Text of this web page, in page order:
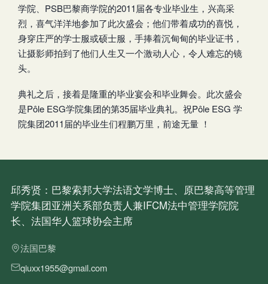
学院、PSB巴黎商学院的2011届各专业毕业生，兴高采
烈，喜气洋洋地参加了此次盛会；他们带着成功的喜悦，
身穿庄严的学士服或硕士服，手捧着沉甸甸的毕业证书，
让摄影师拍到了他们人生又一个激动人心，令人难忘的镜
头。
典礼之后，接着是隆重的毕业宴会和毕业舞会。此次盛会
是Pôle ESG学院集团的第35届毕业典礼。祝Pôle ESG 学
院集团2011届的毕业生们程鹏万里，前途无量 ！
邱秀贤：巴黎索邦大学法语文学博士、原巴黎高等管理
学院集团亚洲关系部负责人兼IFCM法中管理学院院
长、法国华人篮球协会主席
法国巴黎
qiuxx1955@gmail.com